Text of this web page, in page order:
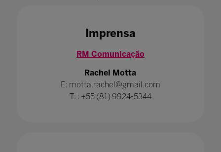
Imprensa
RM Comunicação
Rachel Motta
E: motta.rachel@gmail.com
T: : +55 (81) 9924-5344